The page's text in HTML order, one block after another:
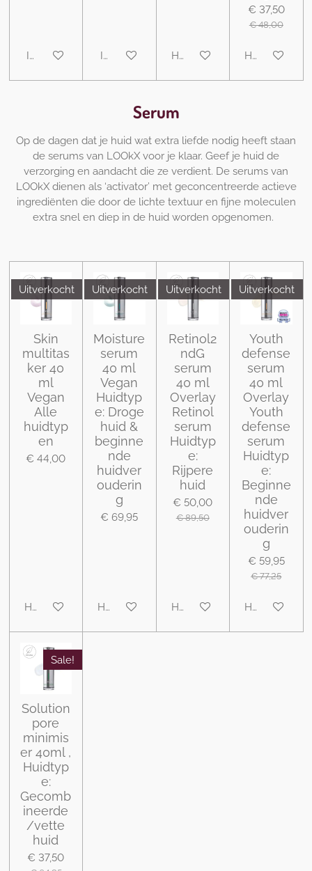
In winkelwagen In winkelwagenHoud mij op de hoogte
€ 37,50
€ 48,00
Houd mij op
Serum
Op de dagen dat je huid wat extra liefde nodig heeft staan
de serums van LOOkX voor je klaar. Geef je huid de
verzorging en aandacht die ze verdient. De serums van
LOOkX dienen als ‘activator’ met geconcentreerde actieve
ingrediënten die door de lichte textuur en fijne moleculen
extra snel en diep in de huid worden opgenomen.
Uitverkocht
Skin
multitas
ker 40
ml
Vegan
Alle
huidtyp
en
€ 44,00
Houd mij op de hoogte
Uitverkocht
Moisture
serum
40 ml
Vegan
Huidtyp
e: Droge
huid &
beginne
nde
huidver
ouderin
g
€ 69,95
Houd mij op de hoogte
Uitverkocht
Retinol2
ndG
serum
40 ml
Overlay
Retinol
serum
Huidtyp
e:
Rijpere
huid
€ 50,00
€ 89,50
Houd mij op de hoogte
Uitverkocht
Youth
defense
serum
40 ml
Overlay
Youth
defense
serum
Huidtyp
e:
Beginne
nde
huidver
ouderin
g
€ 59,95
€ 77,25
Houd mij op
Sale!
Solution
pore
minimis
er 40ml ,
Huidtyp
e:
Gecomb
ineerde
/vette
huid
€ 37,50